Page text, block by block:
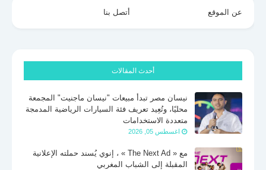
عن الموقع أتصل بنا
أحدث المقالات
نيسان مصر تبدأ مبيعات "نيسان ماجنيت" المجمعة
محليًا، وتُعِيد تعريف فئة السيارات الرياضية المدمجة
متعددة الاستخدامات
اغسطس 05, 2026
مع « The Next Ad » ، إنوي يُسند حملته الإعلانية
المقبلة إلى الشباب المغربي